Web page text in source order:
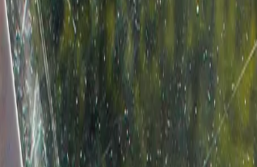
авто ждут изменения с 1 мая